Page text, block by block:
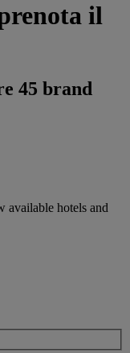
il
45 brand
available hotels and